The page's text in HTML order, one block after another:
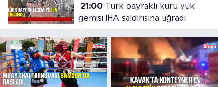
21:00Türk bayraklı kuru yük
gemisi İHA saldırısına uğradı